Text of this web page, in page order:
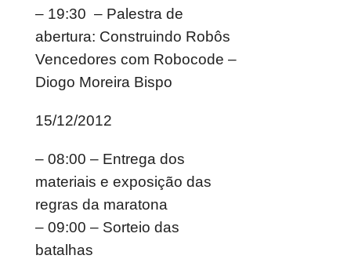
– 19:30 – Palestra de
abertura: Construindo Robôs
Vencedores com Robocode –
Diogo Moreira Bispo
15/12/2012
– 08:00 – Entrega dos
materiais e exposição das
regras da maratona
– 09:00 – Sorteio das
batalhas